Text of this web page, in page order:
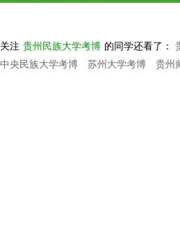
关注 贵州民族大学考博 的同学还看了：
中央民族大学考博
苏州大学考博 贵州